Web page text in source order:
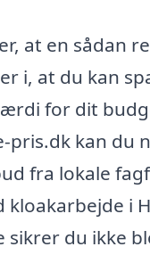
at en sådan
i, at du kan
for dit
pris.dk kan du
fra lokale
kloakarbejde i
sikrer du ikke